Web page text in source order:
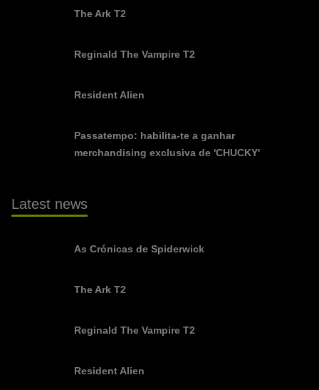
The Ark T2
Reginald The Vampire T2
Resident Alien
Passatempo: habilita-te a ganhar
merchandising exclusiva de 'CHUCKY'
Latest news
As Crónicas de Spiderwick
The Ark T2
Reginald The Vampire T2
Resident Alien